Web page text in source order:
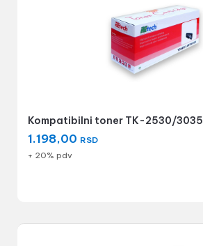
Kompatibilni toner TK-2530/3035
1.198,00 RSD
+ 20% pdv